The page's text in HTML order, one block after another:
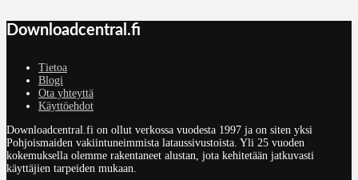
Downloadcentral.fi
Tietoa
Blogi
Ota yhteyttä
Käyttöehdot
Downloadcentral.fi on ollut verkossa vuodesta 1997 ja on siten yksi
Pohjoismaiden vakiintuneimmista lataussivustoista. Yli 25 vuoden
kokemuksella olemme rakentaneet alustan, jota kehitetään jatkuvasti
käyttäjien tarpeiden mukaan.